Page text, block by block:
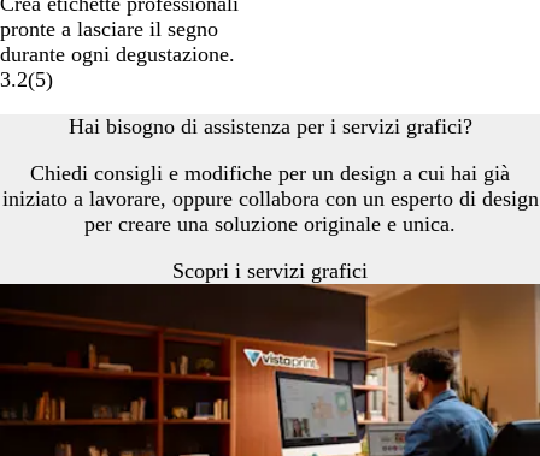
pronte a lasciare il segno
durante ogni degustazione.
3.2(5)
Hai bisogno di assistenza per i servizi grafici?
Chiedi consigli e modifiche per un design a cui hai già
iniziato a lavorare, oppure collabora con un esperto di design
per creare una soluzione originale e unica.
Scopri i servizi grafici